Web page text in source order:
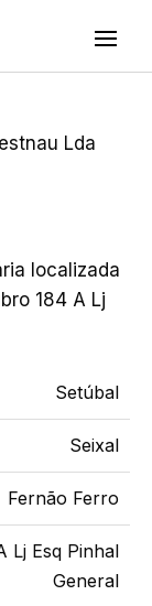
Lda
localizada
184 A Lj
Setúbal
Seixal
Fernão Ferro
Lj Esq Pinhal
General